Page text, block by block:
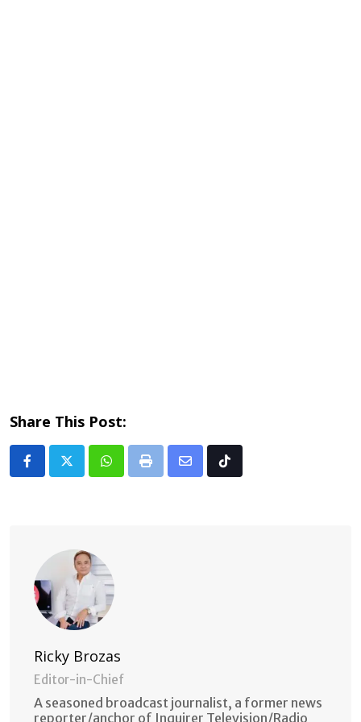
Share This Post:
Whatsapp
Print
Share Tiktok
Ricky Brozas
Editor-in-Chief
A seasoned broadcast journalist, a former news
reporter/anchor of Inquirer Television/Radio